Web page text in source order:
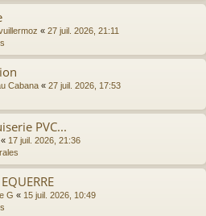
« 27 juil. 2026, 21:11
Cabana « 27 juil. 2026, 17:53
PVC...
« 17 juil. 2026, 21:36
G « 15 juil. 2026, 10:49